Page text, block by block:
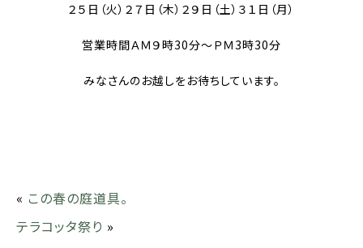
２５日（火）２７日（木）２９日（土）３１日（月）
営業時間ＡＭ９時30分～ＰＭ3時30分
みなさんのお越しをお待ちしています。
« この春の庭道具。
テラコッタ祭り »